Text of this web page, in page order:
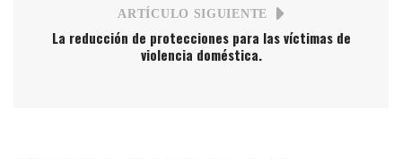
ARTÍCULO SIGUIENTE
La reducción de protecciones para las víctimas de
violencia doméstica.